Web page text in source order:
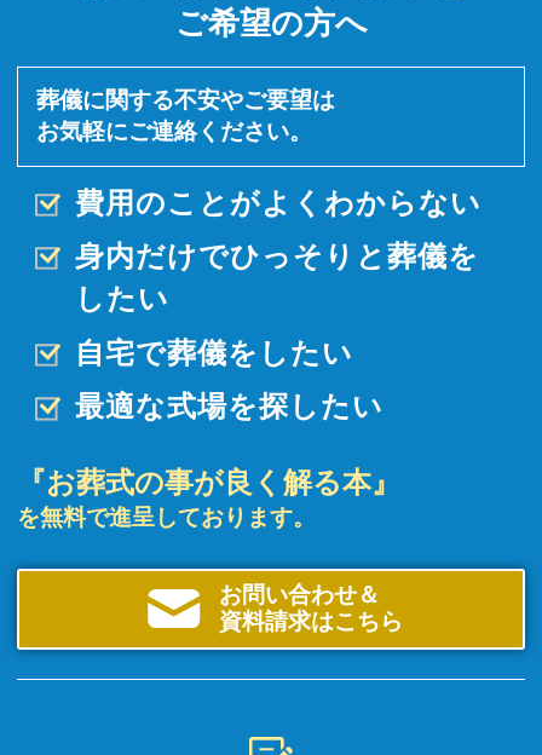
ご希望の方へ
葬儀に関する不安やご要望は
お気軽にご連絡ください。
費用のことがよくわからない
身内だけでひっそりと 葬儀を
したい
自宅で葬儀をしたい
最適な式場を探したい
『お葬式の事が良く解る本』
を無料で進呈しております。
お問い合わせ＆
資料請求はこちら